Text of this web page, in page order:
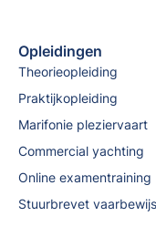
Opleidingen
Theorieopleiding
Praktijkopleiding
Marifonie pleziervaart
Commercial yachting
Online examentraining
Stuurbrevet